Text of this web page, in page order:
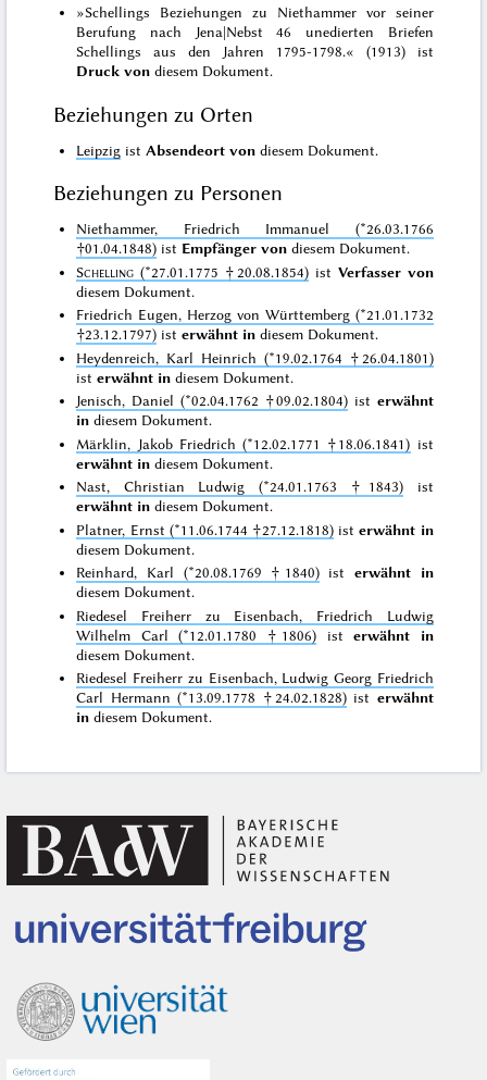
»Schellings Beziehungen zu Niethammer vor seiner
Berufung nach Jena|Nebst 46 unedierten Briefen
Schellings aus den Jahren 1795-1798.« (1913) ist
Druck von diesem Dokument.
Beziehungen zu Orten
Leipzig ist Absendeort von diesem Dokument.
Beziehungen zu Personen
Niethammer, Friedrich Immanuel (*26.03.1766
†01.04.1848) ist Empfänger von diesem Dokument.
Schelling (*27.01.1775 †20.08.1854)ist Verfasser von
diesem Dokument.
Friedrich Eugen, Herzog von Württemberg (*21.01.1732
†23.12.1797) isterwähnt in diesem Dokument.
Heydenreich, Karl Heinrich (*19.02.1764 †26.04.1801)
isterwähnt in diesem Dokument.
Jenisch, Daniel (*02.04.1762 †09.02.1804)ist erwähnt
in diesem Dokument.
Märklin, Jakob Friedrich (*12.02.1771 †18.06.1841) ist
erwähnt in diesem Dokument.
Nast, Christian Ludwig (*24.01.1763 †1843) ist
erwähnt in diesem Dokument.
Platner, Ernst (*11.06.1744 †27.12.1818)isterwähnt in
diesem Dokument.
Reinhard, Karl (*20.08.1769 †1840)isterwähnt in
diesem Dokument.
Riedesel Freiherr zu Eisenbach, Friedrich Ludwig
Wilhelm Carl (*12.01.1780 †1806) isterwähnt in
diesem Dokument.
Riedesel Freiherr zu Eisenbach, Ludwig Georg Friedrich
Carl Hermann (*13.09.1778 †24.02.1828)ist erwähnt
in diesem Dokument.